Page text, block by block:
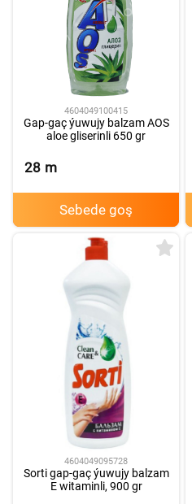
4604049100415
Gap-gaç ýuwujy balzam AOS
aloe gliserinli 650 gr
28 m
Sebede goş
4604049095728
Sorti gap-gaç ýuwujy balzam
E witaminli, 900 gr